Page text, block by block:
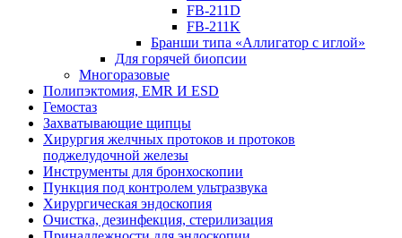
FB-211D
FB-211K
Бранши типа «Аллигатор с иглой»
Для горячей биопсии
Многоразовые
Полипэктомия, EMR И ESD
Гемостаз
Захватывающие щипцы
Хирургия желчных протоков и протоков
поджелудочной железы
Инструменты для бронхоскопии
Пункция под контролем ультразвука
Хирургическая эндоскопия
Очистка, дезинфекция, стерилизация